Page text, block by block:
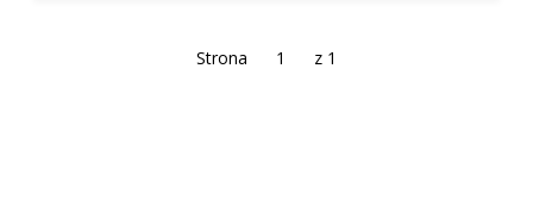
Strona z 1